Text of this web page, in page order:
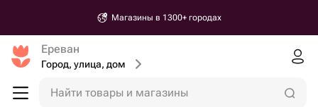
Магазины в 1300+ городах
Ереван
Город, улица, дом
Найти товары и магазины